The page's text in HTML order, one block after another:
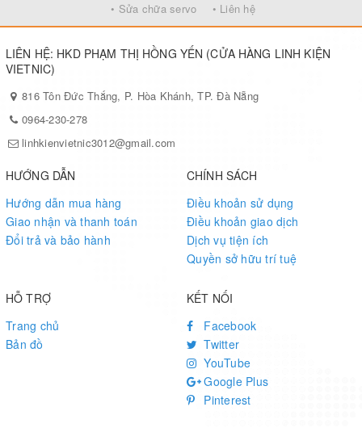
• Sửa chữa servo • Liên hệ
LIÊN HỆ: HKD PHẠM THỊ HỒNG YẾN (CỬA HÀNG LINH KIỆN
VIETNIC)
816 Tôn Đức Thắng, P. Hòa Khánh, TP. Đà Nẵng
0964-230-278
linhkienvietnic3012@gmail.com
HƯỚNG DẪN
Hướng dẫn mua hàng
Giao nhận và thanh toán
Đổi trả và bảo hành
CHÍNH SÁCH
Điều khoản sử dụng
Điều khoản giao dịch
Dịch vụ tiện ích
Quyền sở hữu trí tuệ
HỖ TRỢ
Trang chủ
Bản đồ
KẾT NỐI
Facebook
Twitter
YouTube
Google Plus
Pinterest